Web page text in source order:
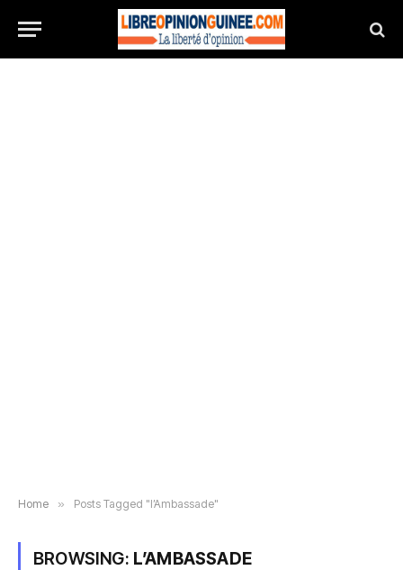
Home » Posts Tagged "l’Ambassade"
BROWSING: L’AMBASSADE